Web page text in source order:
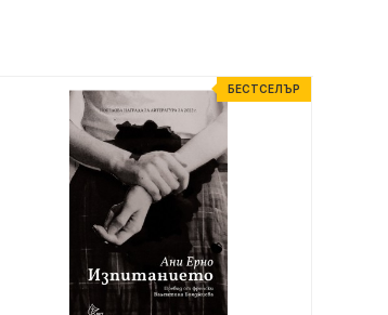
БЕСТСЕЛЪР